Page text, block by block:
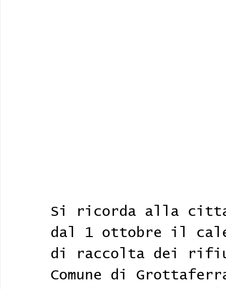
Si ricorda alla
dal 1 ottobre il
di raccolta dei
Comune di